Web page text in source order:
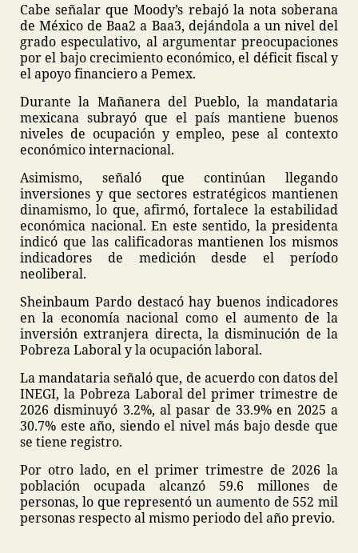
Cabe señalar que Moody’s rebajó la nota soberana
de México de Baa2 a Baa3, dejándola a un nivel del
grado especulativo, al argumentar preocupaciones
por el bajo crecimiento económico, el déficit fiscal y
el apoyo financiero a Pemex.
Durante la Mañanera del Pueblo, la mandataria
mexicana subrayó que el país mantiene buenos
niveles de ocupación y empleo, pese al contexto
económico internacional.
Asimismo, señaló que continúan llegando
inversiones y que sectores estratégicos mantienen
dinamismo, lo que, afirmó, fortalece la estabilidad
económica nacional. En este sentido, la presidenta
indicó que las calificadoras mantienen los mismos
indicadores de medición desde el período
neoliberal.
Sheinbaum Pardo destacó hay buenos indicadores
en la economía nacional como el aumento de la
inversión extranjera directa, la disminución de la
Pobreza Laboral y la ocupación laboral.
La mandataria señaló que, de acuerdo con datos del
INEGI, la Pobreza Laboral del primer trimestre de
2026 disminuyó 3.2%, al pasar de 33.9% en 2025 a
30.7% este año, siendo el nivel más bajo desde que
se tiene registro.
Por otro lado, en el primer trimestre de 2026 la
población ocupada alcanzó 59.6 millones de
personas, lo que representó un aumento de 552 mil
personas respecto al mismo periodo del año previo.